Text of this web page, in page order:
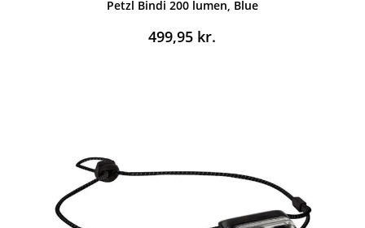
Petzl Bindi 200 lumen, Blue
499,95 kr.